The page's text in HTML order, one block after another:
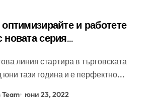
и работете
серия
тази година и е перфектно...
Team юни 23, 2022